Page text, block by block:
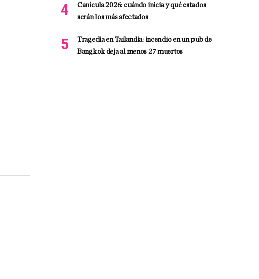
Canícula 2026: cuándo inicia y qué estados
serán los más afectados
Tragedia en Tailandia: incendio en un pub de
Bangkok deja al menos 27 muertos